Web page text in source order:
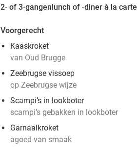
2- of 3-gangenlunch of -diner à la carte
Voorgerecht
Kaaskroket
van Oud Brugge
Zeebrugse vissoep
op Zeebrugse wijze
Scampi’s in lookboter
scampi’s gebakken in lookboter
Garnaalkroket
agoed van smaak